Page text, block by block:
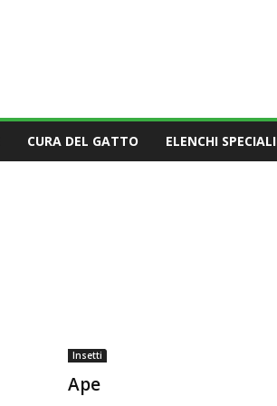
CURA DEL GATTO ELENCHI SPECIALI
Insetti
Ape